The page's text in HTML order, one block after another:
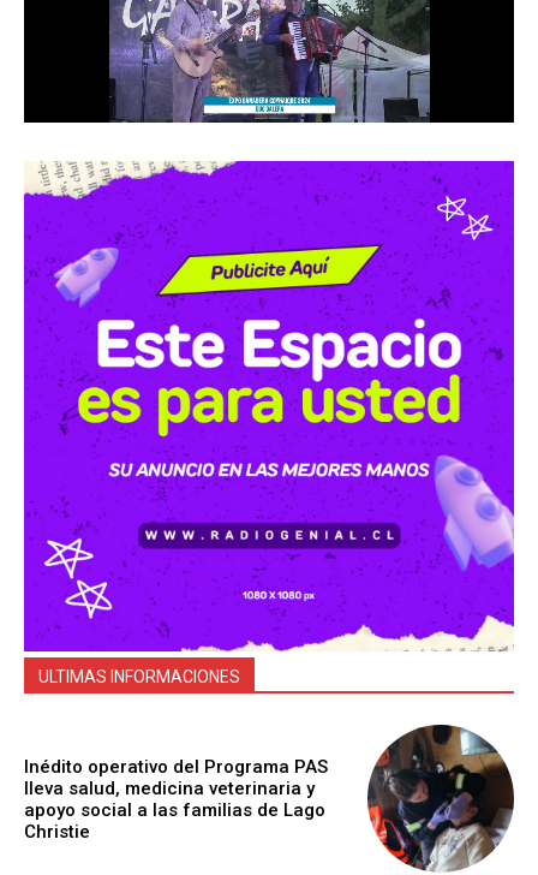
ULTIMAS INFORMACIONES
Inédito operativo del Programa PAS
lleva salud, medicina veterinaria y
apoyo social a las familias de Lago
Christie